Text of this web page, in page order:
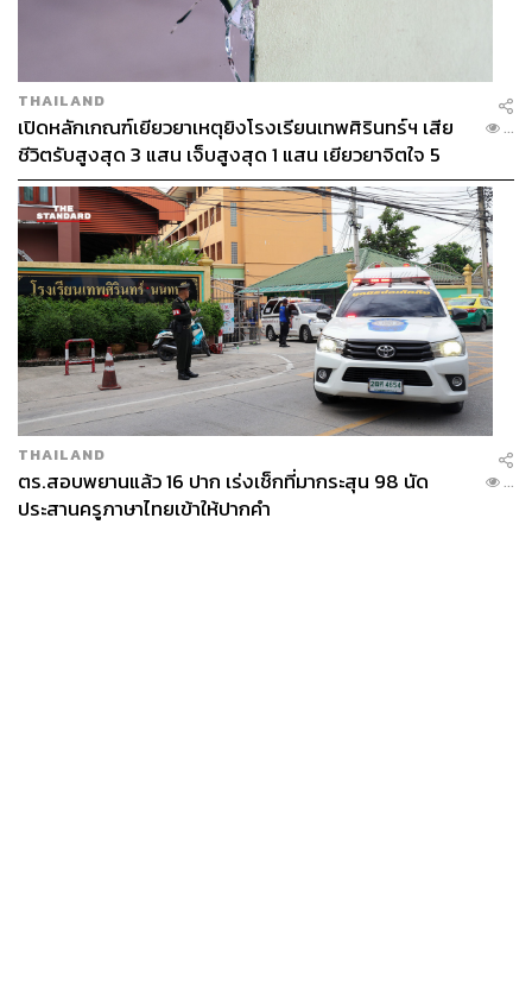
THAILAND
เปิดหลักเกณฑ์เยียวยาเหตุยิงโรงเรียนเทพศิรินทร์ฯ เสีย
ชีวิตรับสูงสุด 3 แสน เจ็บสูงสุด 1 แสน เยียวยาจิตใจ 5
ระดับ
...
THAILAND
ตร.สอบพยานแล้ว 16 ปาก เร่งเช็กที่มากระสุน 98 นัด
ประสานครูภาษาไทยเข้าให้ปากคำ
...